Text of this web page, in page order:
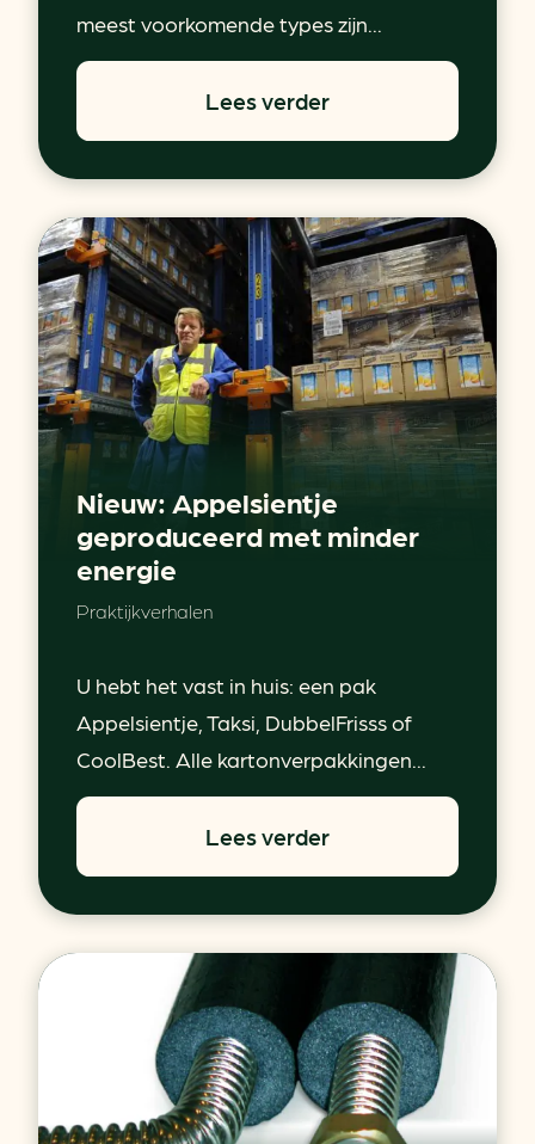
meest voorkomende types zijn...
Lees verder
Nieuw: Appelsientje
geproduceerd met minder
energie
Praktijkverhalen
U hebt het vast in huis: een pak
Appelsientje, Taksi, DubbelFrisss of
CoolBest. Alle kartonverpakkingen...
Lees verder